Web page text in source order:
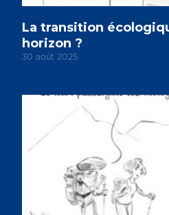
La transition
horizon ?
30 août 2025